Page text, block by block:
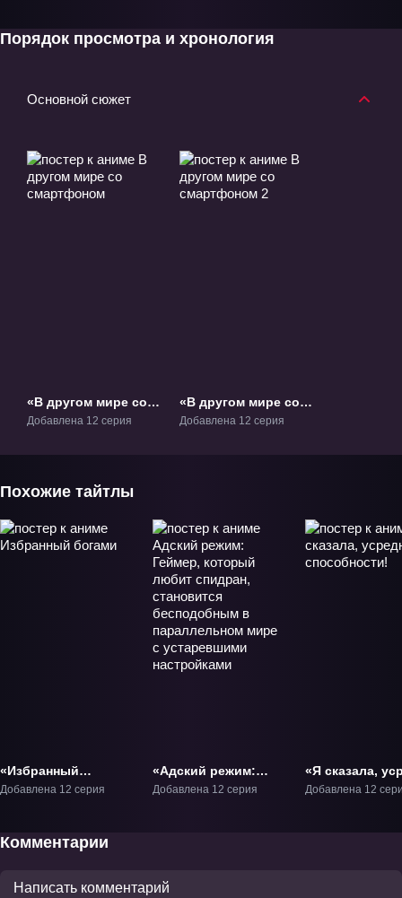
Порядок просмотра и хронология
Основной сюжет
«В другом мире со
смартфоном» ТВ-1
Добавлена 12 серия
«В другом мире со
смартфоном 2» ТВ-2
Добавлена 12 серия
Похожие тайтлы
«Избранный
богами» ТВ-1
Добавлена 12 серия
«Адский режим:
Геймер, который
настройками» ТВ-1
Добавлена 12 серия
«Я сказала,
мои
Добавлена 12
Комментарии